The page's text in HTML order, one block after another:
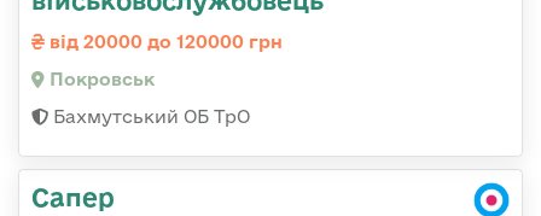
від 20000 до 120000 грн
Покровськ
Бахмутський ОБ ТрО
Сапер